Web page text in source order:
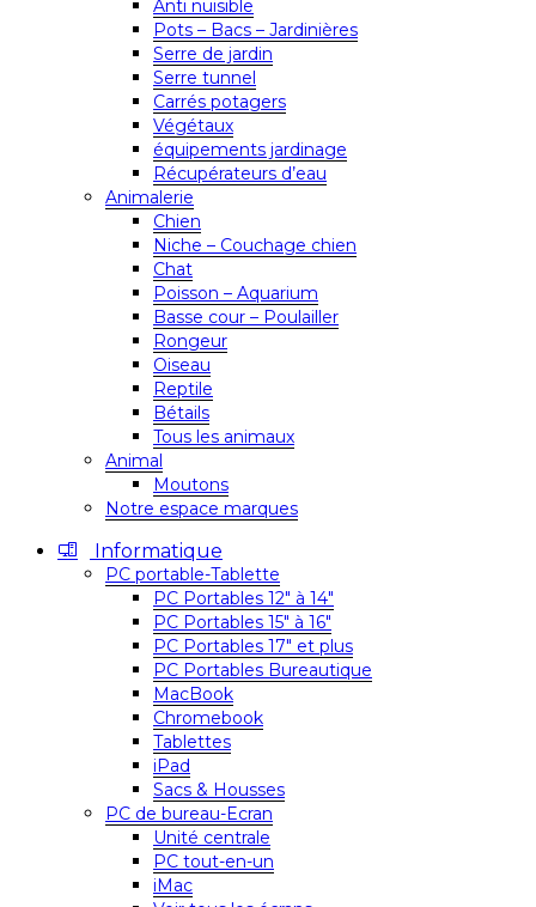
Anti nuisible
Pots – Bacs – Jardinières
Serre de jardin
Serre tunnel
Carrés potagers
Végétaux
équipements jardinage
Récupérateurs d’eau
Animalerie
Chien
Niche – Couchage chien
Chat
Poisson – Aquarium
Basse cour – Poulailler
Rongeur
Oiseau
Reptile
Bétails
Tous les animaux
Animal
Moutons
Notre espace marques
Informatique
PC portable-Tablette
PC Portables 12″ à 14″
PC Portables 15″ à 16″
PC Portables 17″ et plus
PC Portables Bureautique
MacBook
Chromebook
Tablettes
iPad
Sacs & Housses
PC de bureau-Ecran
Unité centrale
PC tout-en-un
iMac